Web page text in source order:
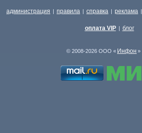
администрация | правила | справка | реклама |
оплата VIP | блог
© 2008-2026 ООО « Инфон »